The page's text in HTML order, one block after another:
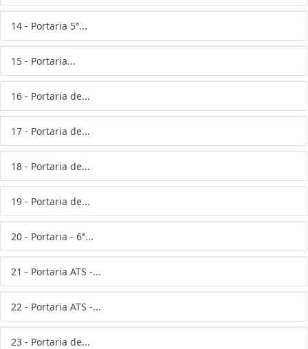
14 - Portaria 5ª...
15 - Portaria...
16 - Portaria de...
17 - Portaria de...
18 - Portaria de...
19 - Portaria de...
20 - Portaria - 6ª...
21 - Portaria ATS -...
22 - Portaria ATS -...
23 - Portaria de...